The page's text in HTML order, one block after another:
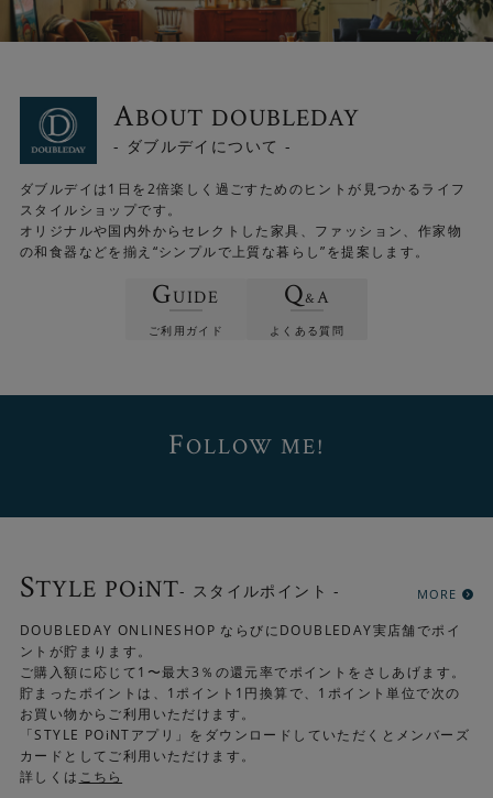
約15mmの毛足によってたっぷりとした厚みが生まれ、贅
ABOUT DOUBLEDAY
- ダブルデイについて -
ダブルデイは1日を2倍楽しく過ごすためのヒントが見つかるライフ
スタイルショップです。
オリジナルや国内外からセレクトした家具、ファッション、作家物
の和食器などを揃え“シンプルで上質な暮らし”を提案します。
GUIDE
ご利用ガイド
Q&A
よくある質問
FOLLOW ME!
STYLE POiNT- スタイルポイント - MORE
DOUBLEDAY ONLINESHOP ならびにDOUBLEDAY実店舗でポイ
ントが貯まります。
ご購入額に応じて1〜最大3％の還元率でポイントをさしあげます。
貯まったポイントは、1ポイント1円換算で、1ポイント単位で次の
お買い物からご利用いただけます。
「STYLE POiNTアプリ」をダウンロードしていただくとメンバーズ
カードとしてご利用いただけます。
詳しくは こちら